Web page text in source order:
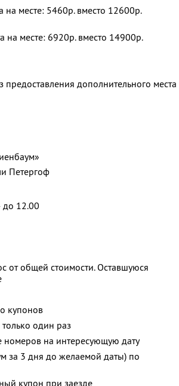
на месте: 5460р. вместо 12600р.
на месте: 6920р. вместо 14900р.
дополнительного места
Петергоф
до 12.00
от общей стоимости. Оставшуюся
купонов
один раз
номеров на интересующую дату
за 3 дня до желаемой даты) по
купон при заезде